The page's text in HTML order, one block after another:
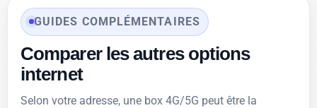
GUIDES COMPLÉMENTAIRES
Comparer les autres options
internet
Selon votre adresse, une box 4G/5G peut être la